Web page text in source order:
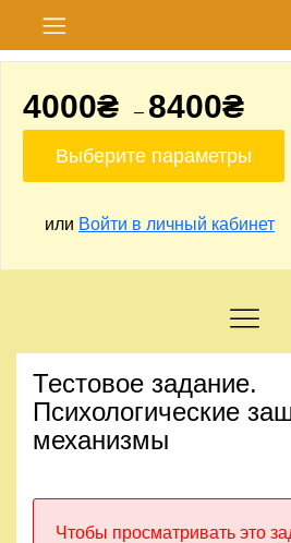
Главная
Блог
Магазин
Личный
кабинет
Контакты
4000₴ – 8400₴
Выберите параметры
или Войти в личный кабинет
Тестовое задание.
Психологические
механизмы
Чтобы просматривать это